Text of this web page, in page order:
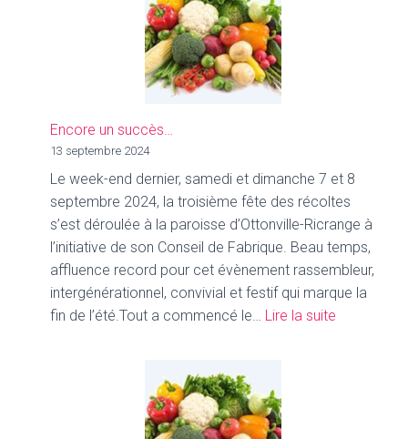
Encore un succès…
13 septembre 2024
Le week-end dernier, samedi et dimanche 7 et 8
septembre 2024, la troisième fête des récoltes
s’est déroulée à la paroisse d’Ottonville-Ricrange à
l’initiative de son Conseil de Fabrique. Beau temps,
affluence record pour cet évènement rassembleur,
intergénérationnel, convivial et festif qui marque la
fin de l’été.Tout a commencé le… Lire la suite